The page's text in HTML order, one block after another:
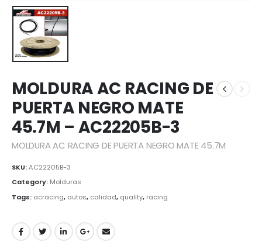
MOLDURA AC RACING DE
PUERTA NEGRO MATE
45.7M – AC22205B-3
MOLDURA AC RACING DE PUERTA NEGRO MATE 45.7M
SKU:AC22205B-3
Category: Molduras
Tags: acracing, autos, calidad, quality, racing